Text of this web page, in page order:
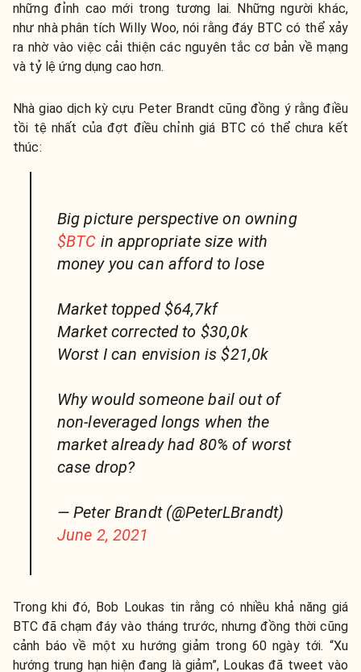
những đỉnh cao mới trong tương lai. Những người khác,
như nhà phân tích Willy Woo, nói rằng đáy BTC có thể xảy
ra nhờ vào việc cải thiện các nguyên tắc cơ bản về mạng
và tỷ lệ ứng dụng cao hơn.
Nhà giao dịch kỳ cựu Peter Brandt cũng đồng ý rằng điều
tồi tệ nhất của đợt điều chỉnh giá BTC có thể chưa kết
thúc:
Big picture perspective on owning
$BTC in appropriate size with
money you can afford to lose
Market topped $64,7kf
Market corrected to $30,0k
Worst I can envision is $21,0k
Why would someone bail out of
non-leveraged longs when the
market already had 80% of worst
case drop?
— Peter Brandt (@PeterLBrandt)
June 2, 2021
Trong khi đó, Bob Loukas tin rằng có nhiều khả năng giá
BTC đã chạm đáy vào tháng trước, nhưng đồng thời cũng
cảnh báo về một xu hướng giảm trong 60 ngày tới. “Xu
hướng trung hạn hiện đang là giảm”, Loukas đã tweet vào